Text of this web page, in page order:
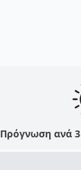
Πρόγνωση ανά